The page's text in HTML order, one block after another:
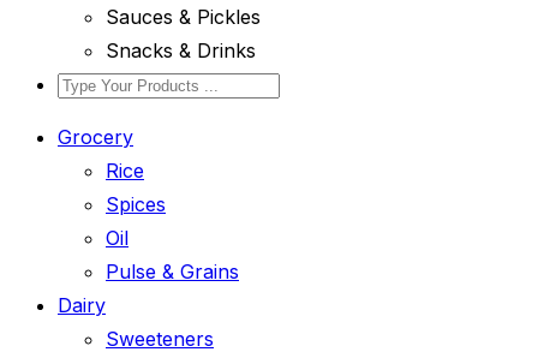
Sauces & Pickles
Snacks & Drinks
Grocery
Rice
Spices
Oil
Pulse & Grains
Dairy
Sweeteners